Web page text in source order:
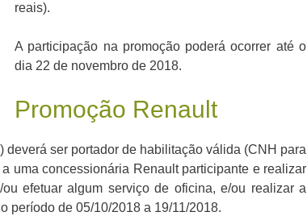
reais).
A participação na promoção poderá ocorrer até o
dia 22 de novembro de 2018.
Promoção Renault
deverá ser portador de habilitação válida (CNH para
uma concessionária Renault participante e realizar
efetuar algum serviço de oficina, e/ou realizar a
período de 05/10/2018 a 19/11/2018.